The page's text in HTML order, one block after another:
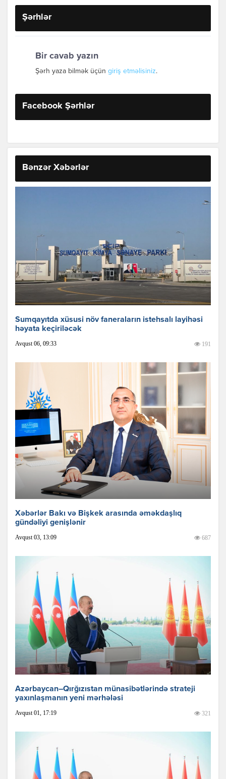
Şərhlər
Bir cavab yazın
Şərh yaza bilmək üçün giriş etməlisiniz.
Facebook Şərhlər
Bənzər Xəbərlər
Sumqayıtda xüsusi növ faneraların istehsalı layihəsi
həyata keçiriləcək
Avqust 06, 09:33 191
Xəbərlər Bakı və Bişkek arasında əməkdaşlıq
gündəliyi genişlənir
Avqust 03, 13:09 687
Azərbaycan–Qırğızıstan münasibətlərində strateji
yaxınlaşmanın yeni mərhələsi
Avqust 01, 17:19 321